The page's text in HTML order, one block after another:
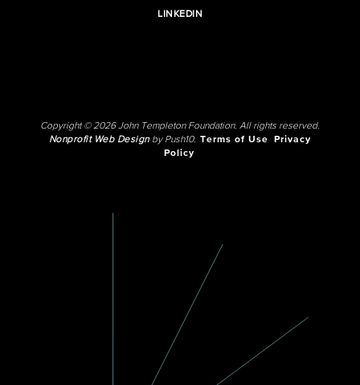
LINKEDIN
Copyright © 2026 John Templeton Foundation. All rights reserved.
Nonprofit Web Designby Push10. Terms of Use
Privacy
Policy